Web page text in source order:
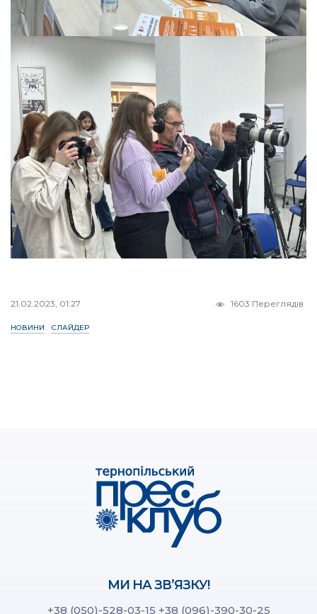
21.02.2023, 01:27 1603 Переглядів
НОВИНИ СЛАЙДЕР
МИ НА ЗВ’ЯЗКУ!
+38 (050)-528-03-15 +38 (096)-390-30-25